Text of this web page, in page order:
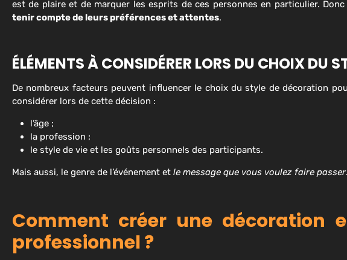
est de plaire et de marquer les esprits de ces personnes en particulier.
tenir compte de leurs préférences et attentes.
ÉLÉMENTS À CONSIDÉRER LORS DU CHOIX DU
De nombreux facteurs peuvent influencer le choix du style de décoration
considérer lors de cette décision :
l’âge ;
la profession ;
le style de vie et les goûts personnels des participants.
Mais aussi, le genre de l’événement et le message que vous voulez faire passer.
Comment créer une décoration
professionnel ?